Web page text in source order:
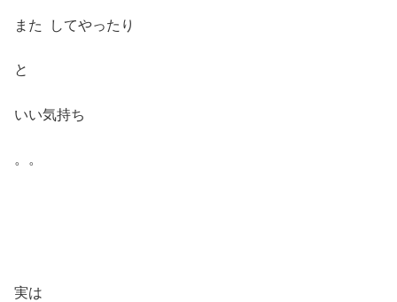
また してやったり
と
いい気持ち
。。
実は